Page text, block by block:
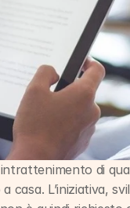
di
L’iniziativa,